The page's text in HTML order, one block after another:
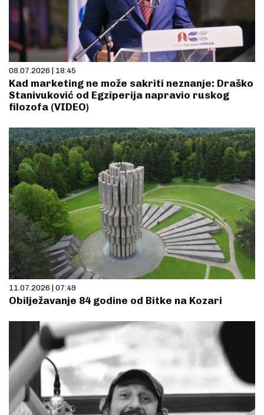
08.07.2026 | 18:45
Kad marketing ne može sakriti neznanje: Draško
Stanivuković od Egziperija napravio ruskog
filozofa (VIDEO)
11.07.2026 | 07:49
Obilježavanje 84 godine od Bitke na Kozari